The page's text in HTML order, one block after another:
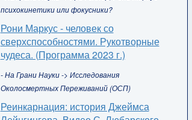
психокинетики или фокусники?
Рони Маркус - человек со
сверхспособностями. Рукотворные
чудеса. (Программа 2023 г.)
- На Грани Науки -> Исследования
Околосмертных Переживаний (ОСП)
Реинкарнация: история Джеймса